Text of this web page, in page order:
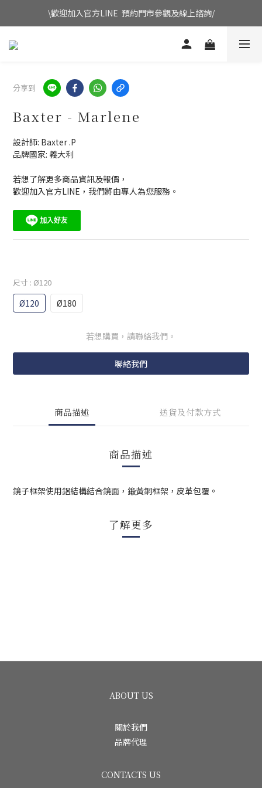
\歡迎加入官方LINE  預約門市參觀及線上諮詢/
分享到
Baxter - Marlene
設計師: Baxter .P
品牌國家: 義大利
若想了解更多商品資訊及報價，
歡迎加入官方LINE，我們將由專人為您服務。
尺寸 : Ø120
Ø120 Ø180
若想購買，請聯絡我們。
聯絡我們
商品描述 送貨及付款方式
商品描述
鏡子框架使用鋁結構結合鏡面，鍛黃銅框架，皮革包覆。
了解更多
ABOUT US
關於我們
品牌代理
CONTACTS US